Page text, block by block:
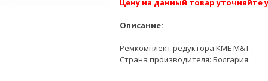
Цену на данный товар уточняйте
Описание:
Ремкомплект редуктора KME M&T .
Страна производителя: Болгария.